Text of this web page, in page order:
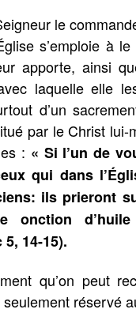
le
s’emploie à
apporte, ainsi
laquelle elle
d’un
par le Christ lui-
: « Si l’un de
qui dans
ils prieront
onction
14-15).
qu’on peut
seulement réservé